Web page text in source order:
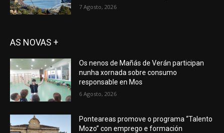
7 Agosto, 2026
AS NOVAS +
Os nenos de Mañás de Verán participan
nunha xornada sobre consumo
responsable en Mos
6 Agosto, 2026
Ponteareas promove o programa “Talento
Mozo” con emprego e formación